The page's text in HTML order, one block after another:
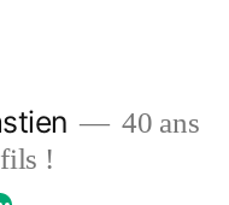
40 ans
!